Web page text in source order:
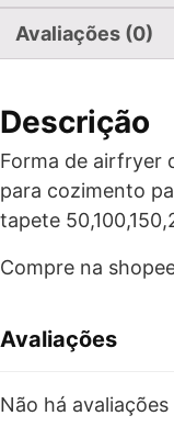
Avaliações (0)
Descrição
Forma de airfryer
para cozimento
tapete
Compre na
Avaliações
Não há avaliações